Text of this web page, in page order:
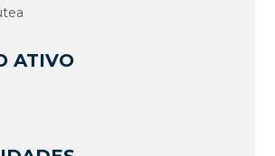
ATIVO